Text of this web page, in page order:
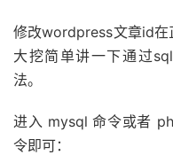
修改wordpress文章id在
大挖简单讲一下通过
法。
进入 mysql 命令或者
令即可：